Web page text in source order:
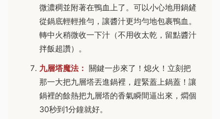
微濃稠並附著在鴨血上了。可以小心地用鍋鏟
從鍋底輕輕推勻，讓醬汁更均勻地包裹鴨血。
轉中火稍微收一下汁（不用收太乾，留點醬汁
拌飯超讚）。
九層塔魔法： 關鍵一步來了！熄火！立刻把
那一大把九層塔丟進鍋裡，趕緊蓋上鍋蓋！讓
鍋裡的餘熱把九層塔的香氣瞬間逼出來，燜個
30秒到1分鐘就好。